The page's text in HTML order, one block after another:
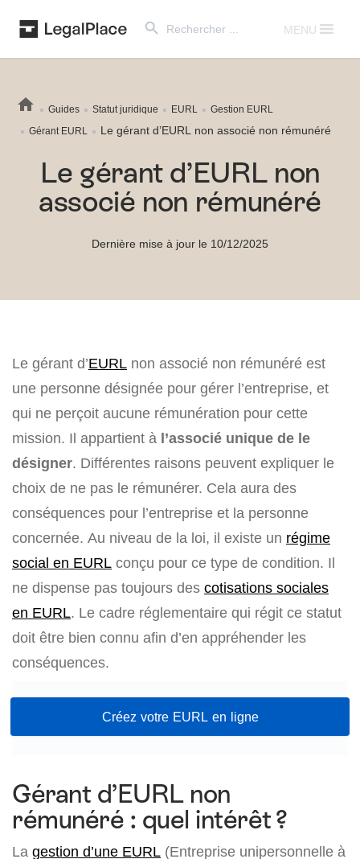
for:
MENU
Guides Statut juridique EURL
Gestion EURL
Gérant EURL
Le gérant d’EURL non associé non rémunéré
Le gérant d’EURL non
associé non rémunéré
Dernière mise à jour le 10/12/2025
Le gérant d’EURL non associé non rémunéré est
une personne désignée pour gérer l’entreprise, et
qui ne perçoit aucune rémunération pour cette
mission. Il appartient à l’associé unique de le
désigner. Différentes raisons peuvent expliquer le
choix de ne pas le rémunérer. Cela aura des
conséquences pour l’entreprise et la personne
concernée. Au niveau de la loi, il existe un régime
social en EURL conçu pour ce type de condition. Il
ne dispense pas toujours des cotisations sociales
en EURL. Le cadre réglementaire qui régit ce statut
doit être bien connu afin d’en appréhender les
conséquences.
Créez votre EURL en ligne
Gérant d’EURL non
rémunéré : quel intérêt ?
La gestion d’une EURL (Entreprise unipersonnelle à